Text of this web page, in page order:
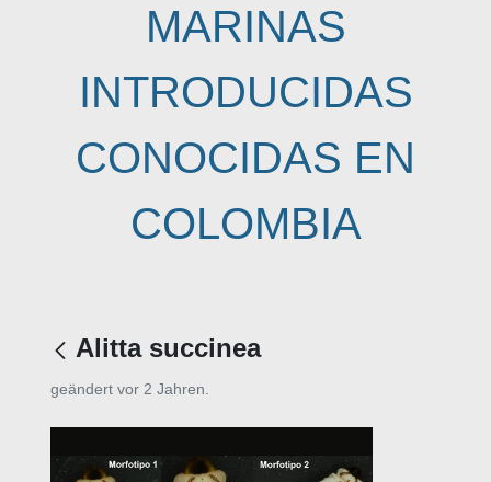
MARINAS
INTRODUCIDAS
CONOCIDAS EN
COLOMBIA
Alitta succinea
geändert vor 2 Jahren.